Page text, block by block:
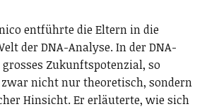
entführte die Eltern in die
der DNA-Analyse. In der DNA-
Zukunftspotenzial, so
zwar nicht nur theoretisch, sondern
Hinsicht. Er erläuterte, wie sich